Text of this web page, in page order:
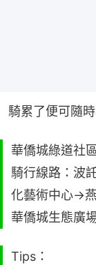
騎累了便可隨
華僑城綠道社
騎行線路：波
化藝術中心→
華僑城生態廣
Tips：